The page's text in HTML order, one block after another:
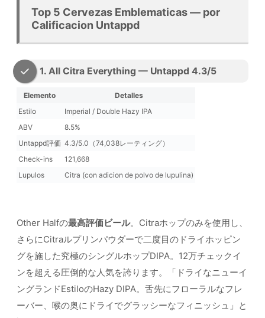
Top 5 Cervezas Emblematicas — por
Calificacion Untappd
1. All Citra Everything — Untappd 4.3/5
Elemento
Detalles
Estilo
Imperial / Double Hazy IPA
ABV
8.5%
Untappd評価 4.3/5.0（74,038レーティング）
Check-ins
121,668
Lupulos
Citra (con adicion de polvo de lupulina)
Other Halfの最高評価ビール。Citraホップのみを使用し、
さらにCitraルプリンパウダーで二度目のドライホッピン
グを施した究極のシングルホップDIPA。12万チェックイ
ンを超える圧倒的な人気を誇ります。「ドライなニューイ
ングランドEstiloのHazy DIPA。舌先にフローラルなフレ
ーバー、喉の奥にドライでグラッシーなフィニッシュ」と